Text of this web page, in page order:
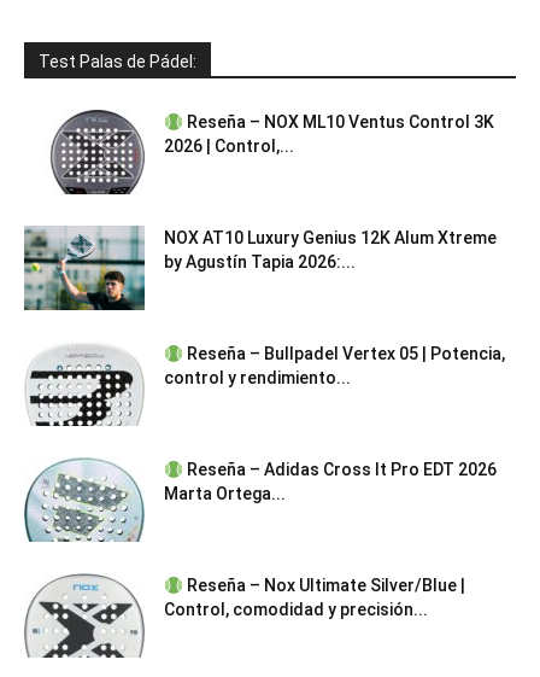
Test Palas de Pádel:
Reseña – NOX ML10 Ventus Control 3K
2026 | Control,...
NOX AT10 Luxury Genius 12K Alum Xtreme
by Agustín Tapia 2026:...
Reseña – Bullpadel Vertex 05 | Potencia,
control y rendimiento...
Reseña – Adidas Cross It Pro EDT 2026
Marta Ortega...
Reseña – Nox Ultimate Silver/Blue |
Control, comodidad y precisión...